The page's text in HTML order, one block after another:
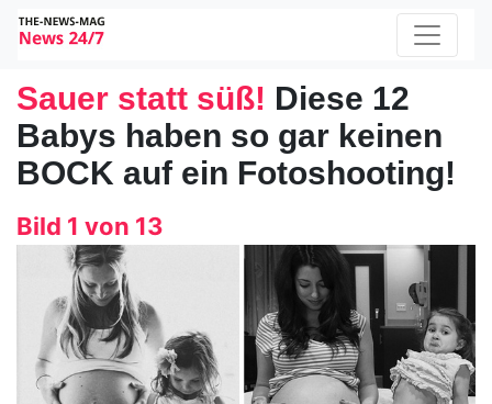
Sauer statt süß! Diese 12
Babys haben so gar keinen
BOCK auf ein Fotoshooting!
Bild 1 von 13